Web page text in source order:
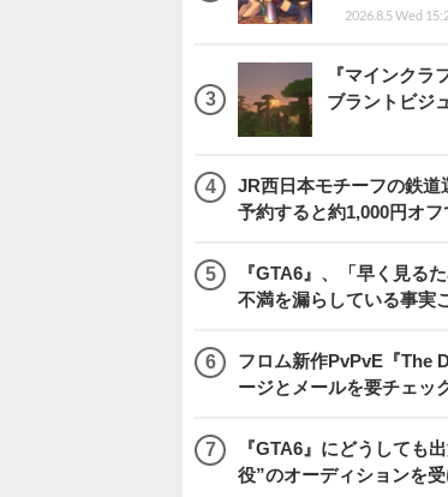
2026.8.5 Wed
『マインク
ブラントビジ
JR西日本モチーフの鉄
予約すると約1,000円オフ
『GTA6』、「早く見る
不満を漏らしている事実
フロム新作PvPvE『The
ージとメールを要チェッ
『GTA6』にどうしても
役”のオーディションを